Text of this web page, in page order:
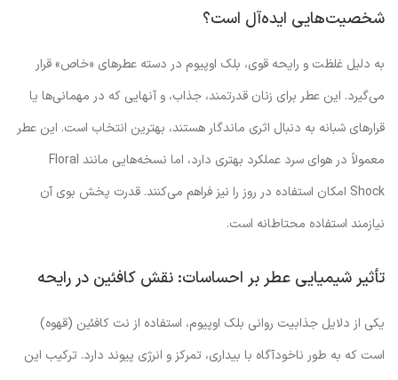
شخصیت‌هایی ایده‌آل است؟
به دلیل غلظت و رایحه قوی، بلک اوپیوم در دسته عطرهای «خاص» قرار
می‌گیرد. این عطر برای زنان قدرتمند، جذاب، و آنهایی که در مهمانی‌ها یا
قرارهای شبانه به دنبال اثری ماندگار هستند، بهترین انتخاب است. این عطر
معمولاً در هوای سرد عملکرد بهتری دارد، اما نسخه‌هایی مانند Floral
Shock امکان استفاده در روز را نیز فراهم می‌کنند. قدرت پخش بوی آن
نیازمند استفاده محتاطانه است.
تأثیر شیمیایی عطر بر احساسات: نقش کافئین در رایحه
یکی از دلایل جذابیت روانی بلک اوپیوم، استفاده از نت کافئین (قهوه)
است که به طور ناخودآگاه با بیداری، تمرکز و انرژی پیوند دارد. ترکیب این